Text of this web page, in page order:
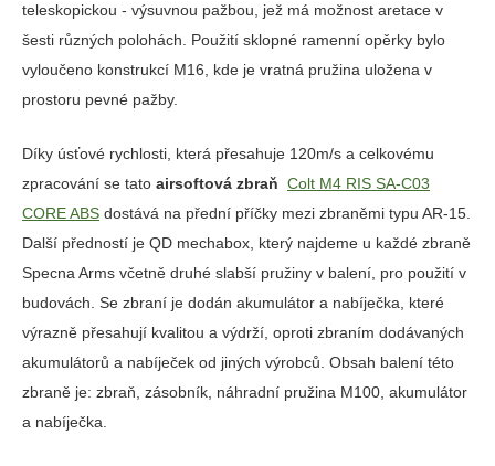
teleskopickou - výsuvnou pažbou, jež má možnost aretace v
šesti různých polohách. Použití sklopné ramenní opěrky bylo
vyloučeno konstrukcí M16, kde je vratná pružina uložena v
prostoru pevné pažby.
Díky úsťové rychlosti, která přesahuje 120m/s a celkovému
zpracování se tato airsoftová zbraň Colt M4 RIS SA-C03
CORE ABS dostává na přední příčky mezi zbraněmi typu AR-15.
Další předností je QD mechabox, který najdeme u každé zbraně
Specna Arms včetně druhé slabší pružiny v balení, pro použití v
budovách. Se zbraní je dodán akumulátor a nabíječka, které
výrazně přesahují kvalitou a výdrží, oproti zbraním dodávaných
akumulátorů a nabíječek od jiných výrobců. Obsah balení této
zbraně je: zbraň, zásobník, náhradní pružina M100, akumulátor
a nabíječka.